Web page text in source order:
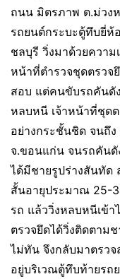
ถนน มิตรภาพ ต.ม่วง
รถยนต์กระบะตู้ทึบยี่ห้
ชลบุรี วิ่งมาด้วยควา
หน้าที่ตำรวจชุดตรวจ
สอบ แต่คนขับรถคันดัง
หลบหนี เจ้าหน้าที่ชุด
อย่างกระชั้นชิด จนถึ
จ.ขอนแก่น จนรถคันดั
ได้มีชายรูปร่างสันทัด
สั้นอายุประมาณ 25-
รถ แล้ววิ่งหลบหนีเข้า
ตรวจยึดได้วิ่งติดตาม
ไม่ทัน จึงกลับมาตรว
อยู่บริเวณตู้ทึบท้ายรถ